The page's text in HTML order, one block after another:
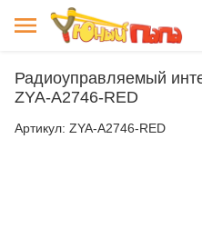
Радиоуправляемый
ZYA-A2746-RED
Артикул: ZYA-A2746-RED